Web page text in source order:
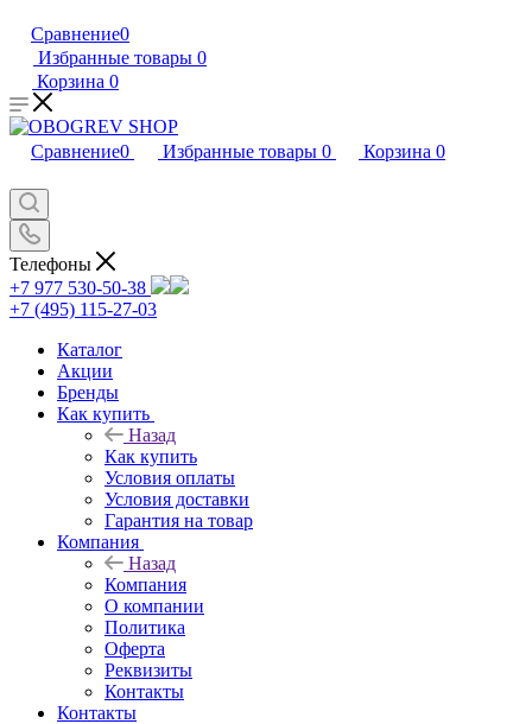
Сравнение0
Избранные товары 0
Корзина 0
Сравнение0 Избранные товары 0 Корзина 0
Телефоны
+7 977 530-50-38
+7 (495) 115-27-03
Каталог
Акции
Бренды
Как купить
Назад
Как купить
Условия оплаты
Условия доставки
Гарантия на товар
Компания
Назад
Компания
О компании
Политика
Оферта
Реквизиты
Контакты
Контакты